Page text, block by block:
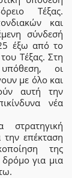
Τέξας.
και
σύνδεσή
έξω από το
Τέξας. Στη
οι
με όλο και
αυτή την
νέα
την επέκταση
της
για μια